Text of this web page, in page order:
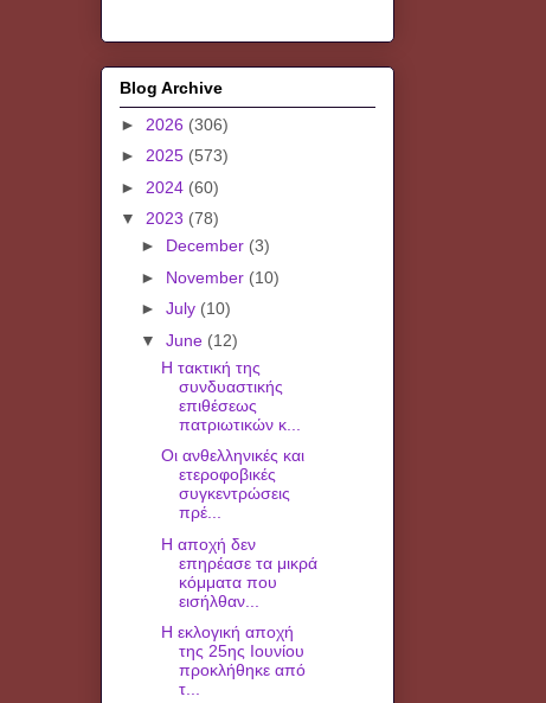
Blog Archive
► 2026 (306)
► 2025 (573)
► 2024 (60)
▼ 2023 (78)
► December (3)
► November (10)
► July (10)
▼ June (12)
Η τακτική της
συνδυαστικής
επιθέσεως
πατριωτικών κ...
Οι ανθελληνικές και
ετεροφοβικές
συγκεντρώσεις
πρέ...
Η αποχή δεν
επηρέασε τα μικρά
κόμματα που
εισήλθαν...
Η εκλογική αποχή
της 25ης Ιουνίου
προκλήθηκε από
τ...